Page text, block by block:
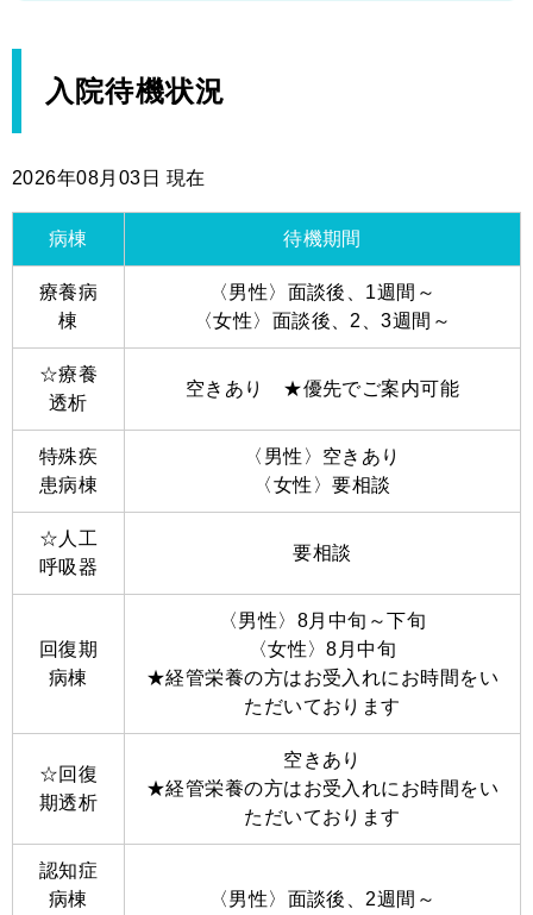
入院待機状況
2026年08月03日 現在
病棟 待機期間
療養病
棟
〈男性〉面談後、1週間～
〈女性〉面談後、2、3週間～
☆療養
透析
空きあり ★優先でご案内可能
特殊疾
患病棟
〈男性〉空きあり
〈女性〉要相談
☆人工
呼吸器
要相談
回復期
病棟
〈男性〉8月中旬～下旬
〈女性〉8月中旬
★経管栄養の方はお受入れにお時間をい
ただいております
☆回復
期透析
空きあり
★経管栄養の方はお受入れにお時間をい
ただいております
認知症
病棟
〈男性〉面談後、2週間～